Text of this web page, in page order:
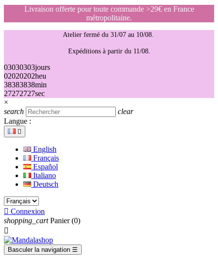
Livraison offerte pour toute commande >29€ en France
métropolitaine.
Atelier fermé du 31/07 au 10/08.
Expéditions à partir du 11/08.
03030303jours
02020202heu
38383838min
27272727sec
×
search
clear
Langue :

English
Français
Español
Italiano
Deutsch
 Connexion
shopping_cart Panier (0)

Basculer la navigation ☰